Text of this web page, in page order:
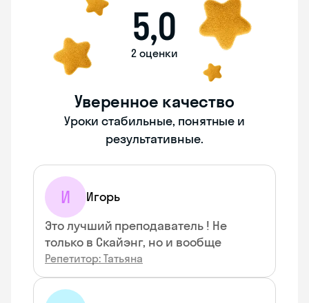
5,0
2 оценки
Уверенное качество
Уроки стабильные, понятные и
результативные.
И
Игорь
Это лучший преподаватель ! Не
только в Скайэнг, но и вообще
Репетитор: Татьяна